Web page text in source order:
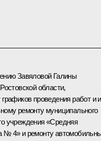
Завяловой Галины
области,
проведения работ и
ремонту муниципального
учреждения «Средняя
№ 4» и ремонту